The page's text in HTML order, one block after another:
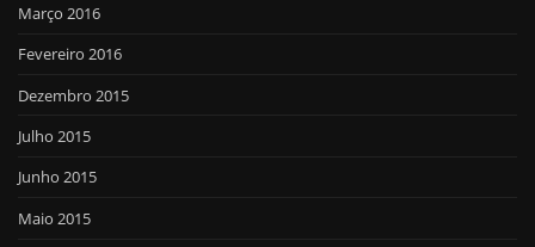
Março 2016
Fevereiro 2016
Dezembro 2015
Julho 2015
Junho 2015
Maio 2015